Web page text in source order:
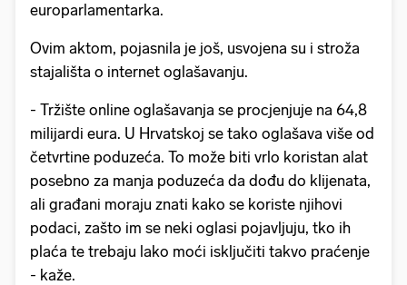
europarlamentarka.
Ovim aktom, pojasnila je još, usvojena su i stroža
stajališta o internet oglašavanju.
- Tržište online oglašavanja se procjenjuje na 64,8
milijardi eura. U Hrvatskoj se tako oglašava više od
četvrtine poduzeća. To može biti vrlo koristan alat
posebno za manja poduzeća da dođu do klijenata,
ali građani moraju znati kako se koriste njihovi
podaci, zašto im se neki oglasi pojavljuju, tko ih
plaća te trebaju lako moći isključiti takvo praćenje
- kaže.